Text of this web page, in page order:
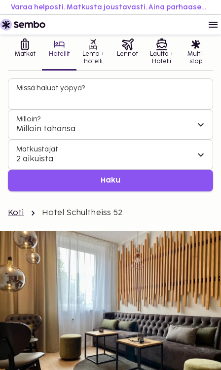
Varaa helposti. Matkusta joustavasti. Aina parhaaseen hintaan.
Matkat Hotellit
Lento +
hotelli
Lennot
Lautta +
Hotelli
Multi-
stop
Missä haluat yöpyä?
Milloin?
Milloin tahansa
Matkustajat
2 aikuista
Haku
Koti Hotel Schultheiss 52